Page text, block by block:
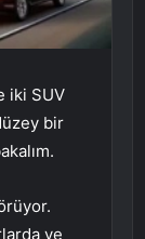
iki SUV
bir
ve